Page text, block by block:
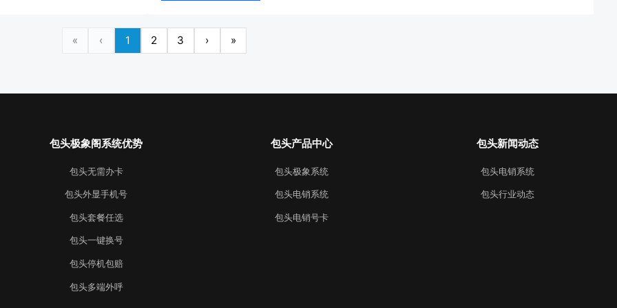
« ‹ 1 2 3 › »
包头极象阁系统优势
包头无需办卡
包头外显手机号
包头套餐任选
包头一键换号
包头停机包赔
包头多端外呼
包头产品中心
包头极象系统
包头电销系统
包头电销号卡
包头新闻动态
包头电销系统
包头行业动态